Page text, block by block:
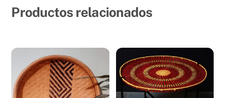
Productos relacionados